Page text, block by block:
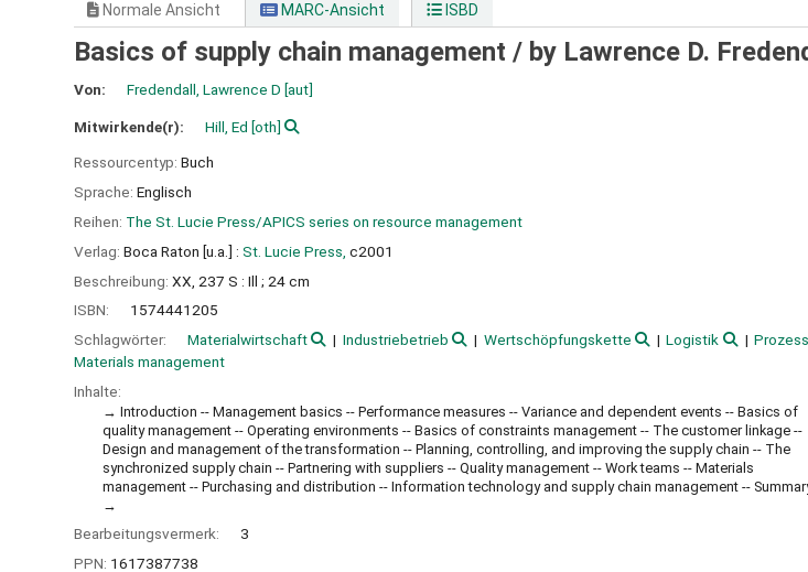
Normale Ansicht MARC-Ansicht ISBD
Basics of supply chain management / by Lawrence D.
Von: Fredendall, Lawrence D [aut]
Mitwirkende(r): Hill, Ed [oth]
Ressourcentyp: Buch
Sprache: Englisch
Reihen: The St. Lucie Press/APICS series on resource management
Verlag: Boca Raton [u.a.] : St. Lucie Press, c2001
Beschreibung: XX, 237 S : Ill ; 24 cm
ISBN:
1574441205
Schlagwörter:
Materialwirtschaft Industriebetrieb Wertschöpfungskette Logistik
Materials management
Inhalte:
Introduction -- Management basics -- Performance measures -- Variance and dependent events -- Basics of
quality management -- Operating environments -- Basics of constraints management -- The customer linkage --
Design and management of the transformation -- Planning, controlling, and improving the supply chain -- The
synchronized supply chain -- Partnering with suppliers -- Quality management -- Work teams -- Materials
management -- Purchasing and distribution -- Information technology and supply chain management --
Bearbeitungsvermerk:
3
PPN: 1617387738